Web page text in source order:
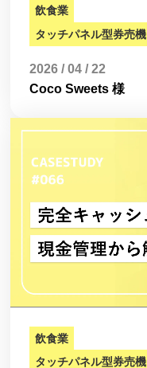
飲食業
タッチパネル型券売機
2026 / 04 / 22
Coco Sweets 様
飲食業
タッチパネル型券売機